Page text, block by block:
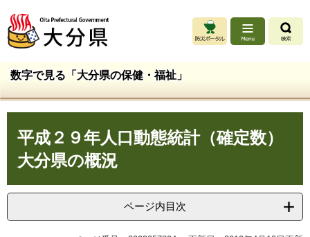
ジ
先
ュ
を
数字で見る「大分県の保健・福祉」
平成２９年人口動態統計（確定数）
大分県の概況
ページ内目次